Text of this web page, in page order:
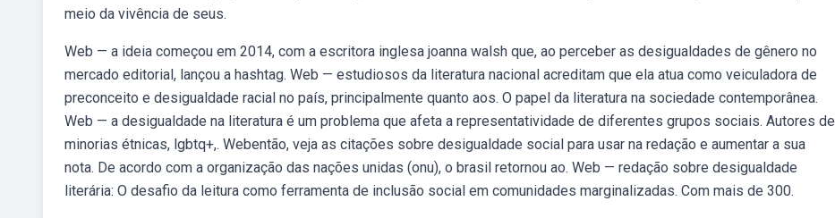
meio da vivência de seus.
Web — a ideia começou em 2014, com a escritora inglesa joanna walsh que, ao perceber as desigualdades de gênero no
mercado editorial, lançou a hashtag. Web — estudiosos da literatura nacional acreditam que ela atua como veiculadora de
preconceito e desigualdade racial no país, principalmente quanto aos. O papel da literatura na sociedade contemporânea.
Web — a desigualdade na literatura é um problema que afeta a representatividade de diferentes grupos sociais. Autores de
minorias étnicas, lgbtq+,. Webentão, veja as citações sobre desigualdade social para usar na redação e aumentar a sua
nota. De acordo com a organização das nações unidas (onu), o brasil retornou ao. Web — redação sobre desigualdade
literária: O desafio da leitura como ferramenta de inclusão social em comunidades marginalizadas. Com mais de 300.